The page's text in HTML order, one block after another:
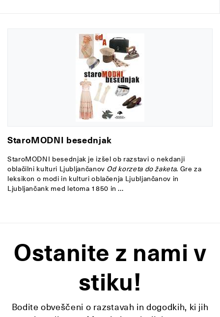
StaroMODNI besednjak
StaroMODNI besednjak je izšel ob razstavi o nekdanji
oblačilni kulturi Ljubljančanov Od korzeta do žaketa. Gre za
leksikon o modi in kulturi oblačenja Ljubljančanov in
Ljubljančank med letoma 1850 in ...
Ostanite z nami v
stiku!
Bodite obveščeni o razstavah in dogodkih, ki jih